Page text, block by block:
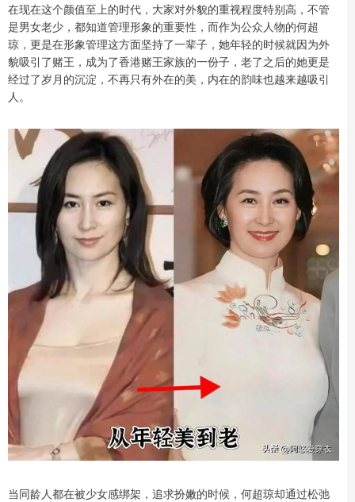
在现在这个颜值至上的时代，大家对外貌的重视程度特别高，不管
是男女老少，都知道管理形象的重要性，而作为公众人物的何超
琼，更是在形象管理这方面坚持了一辈子，她年轻的时候就因为外
貌吸引了赌王，成为了香港赌王家族的一份子，老了之后的她更是
经过了岁月的沉淀，不再只有外在的美，内在的韵味也越来越吸引
人。
当同龄人都在被少女感绑架，追求扮嫩的时候，何超琼却通过松弛